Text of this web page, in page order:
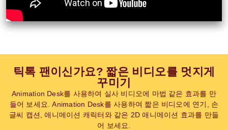
틱톡 팬이신가요? 짧은 비디오를 멋지게
꾸미기
Animation Desk를 사용하여 실사 비디오에 마법 같은 효과를 만
들어 보세요. Animation Desk를 사용하여 짧은 비디오에 연기, 손
글씨 캡션, 애니메이션 캐릭터와 같은 2D 애니메이션 효과를 만들
어 보세요.